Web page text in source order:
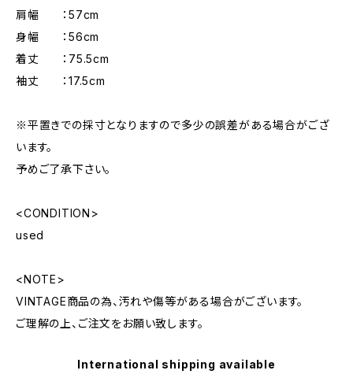
肩幅 ：57cm
身幅 ：56cm
着丈 ：75.5cm
袖丈 ：17.5cm
※平置きでの採寸となりますので多少の誤差がある場合がござ
います。
予めご了承下さい。
<CONDITION>
used
<NOTE>
VINTAGE商品の為、汚れや傷等がある場合がございます。
ご理解の上、ご注文をお願い致します。
International shipping available